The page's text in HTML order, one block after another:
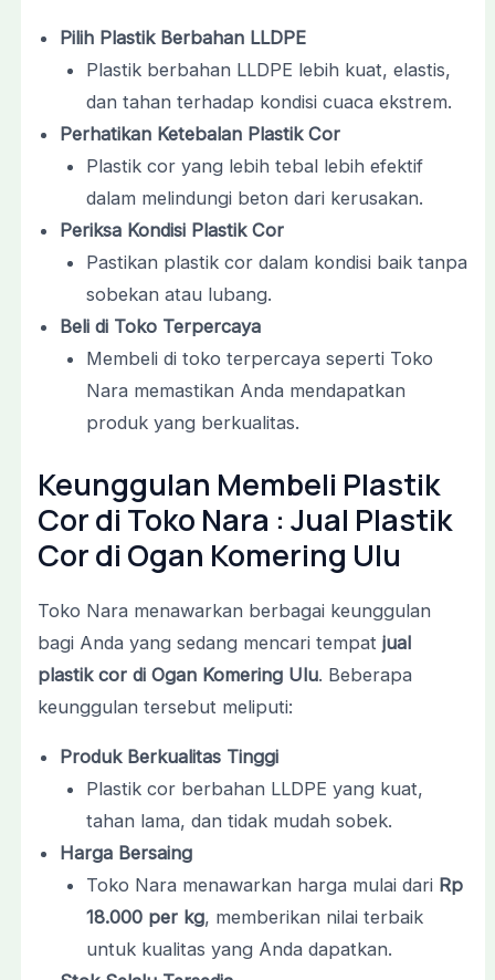
Pilih Plastik Berbahan LLDPE
Plastik berbahan LLDPE lebih kuat, elastis,
dan tahan terhadap kondisi cuaca ekstrem.
Perhatikan Ketebalan Plastik Cor
Plastik cor yang lebih tebal lebih efektif
dalam melindungi beton dari kerusakan.
Periksa Kondisi Plastik Cor
Pastikan plastik cor dalam kondisi baik tanpa
sobekan atau lubang.
Beli di Toko Terpercaya
Membeli di toko terpercaya seperti Toko
Nara memastikan Anda mendapatkan
produk yang berkualitas.
Keunggulan Membeli Plastik
Cor di Toko Nara : Jual Plastik
Cor di Ogan Komering Ulu
Toko Nara menawarkan berbagai keunggulan
bagi Anda yang sedang mencari tempat jual
plastik cor di Ogan Komering Ulu. Beberapa
keunggulan tersebut meliputi:
Produk Berkualitas Tinggi
Plastik cor berbahan LLDPE yang kuat,
tahan lama, dan tidak mudah sobek.
Harga Bersaing
Toko Nara menawarkan harga mulai dari Rp
18.000 per kg, memberikan nilai terbaik
untuk kualitas yang Anda dapatkan.